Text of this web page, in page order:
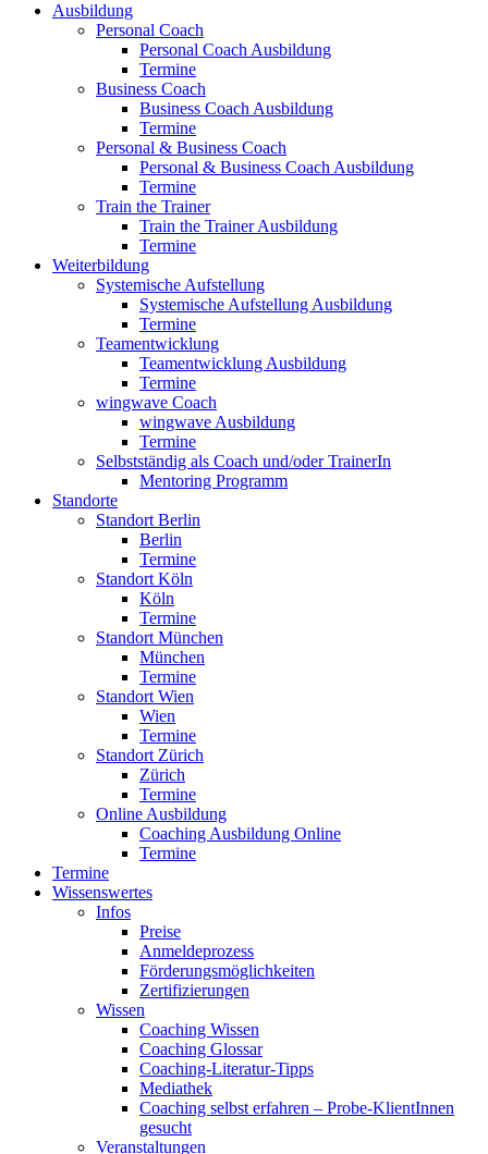
Ausbildung
Personal Coach
Personal Coach Ausbildung
Termine
Business Coach
Business Coach Ausbildung
Termine
Personal & Business Coach
Personal & Business Coach Ausbildung
Termine
Train the Trainer
Train the Trainer Ausbildung
Termine
Weiterbildung
Systemische Aufstellung
Systemische Aufstellung Ausbildung
Termine
Teamentwicklung
Teamentwicklung Ausbildung
Termine
wingwave Coach
wingwave Ausbildung
Termine
Selbstständig als Coach und/oder TrainerIn
Mentoring Programm
Standorte
Standort Berlin
Berlin
Termine
Standort Köln
Köln
Termine
Standort München
München
Termine
Standort Wien
Wien
Termine
Standort Zürich
Zürich
Termine
Online Ausbildung
Coaching Ausbildung Online
Termine
Termine
Wissenswertes
Infos
Preise
Anmeldeprozess
Förderungsmöglichkeiten
Zertifizierungen
Wissen
Coaching Wissen
Coaching Glossar
Coaching-Literatur-Tipps
Mediathek
Coaching selbst erfahren – Probe-KlientInnen
gesucht
Veranstaltungen